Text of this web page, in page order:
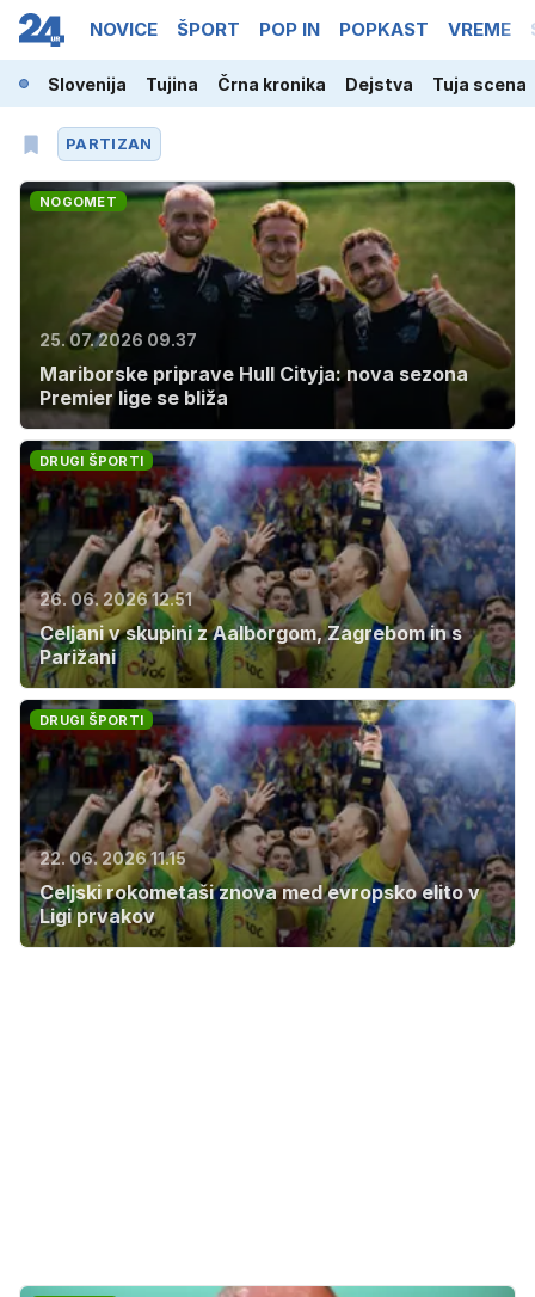
NOVICE ŠPORT POP IN POPKAST VREME
Slovenija Tujina Črna kronika Dejstva Tuja scena
PARTIZAN
NOGOMET
25. 07. 2026 09.37
Mariborske priprave Hull Cityja: nova sezona
Premier lige se bliža
DRUGI ŠPORTI
26. 06. 2026 12.51
Celjani v skupini z Aalborgom, Zagrebom in s
Parižani
DRUGI ŠPORTI
22. 06. 2026 11.15
Celjski rokometaši znova med evropsko elito v
Ligi prvakov